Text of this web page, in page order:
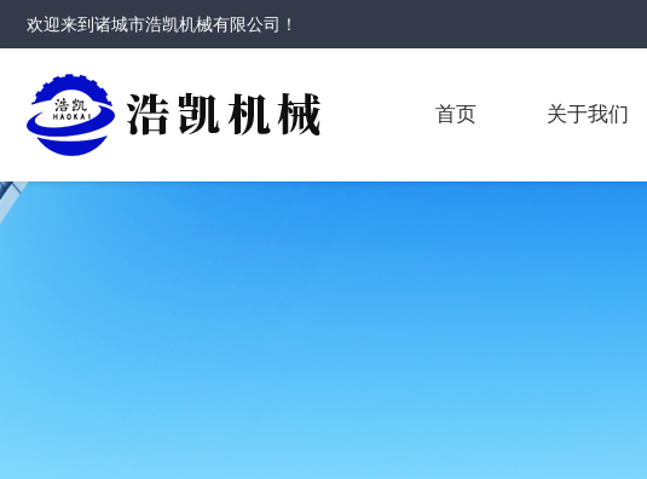
欢迎来到诸城市浩凯机械有限公司 ！
首页 关于我们